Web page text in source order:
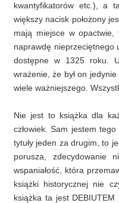
kwantyfikatorów etc.), a
większy nacisk położony
mają miejsce w opactwie,
naprawdę nieprzeciętnego
dostępne w 1325 roku.
wrażenie, że był on
wiele ważniejszego.
Nie jest to książka dla
człowiek. Sam jestem
tytuły jeden za drugim, to
porusza, zdecydowanie
wspaniałość, która
książki historycznej nie
książka ta jest DEBIUTEM